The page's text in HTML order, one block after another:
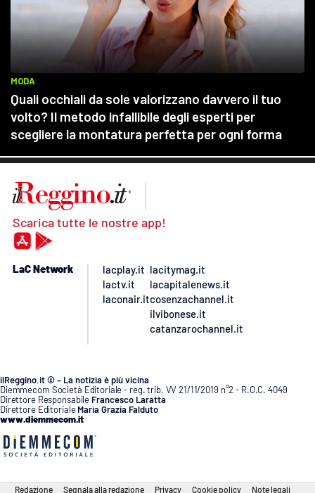
Scarica tutte le nostre app!
LaC Network
lacplay.it
lactv.it
laconair.it
lacitymag.it
lacapitalenews.it
cosenzachannel.it
ilvibonese.it
catanzarochannel.it
ilReggino.it © – La notizia è più vicina
Diemmecom Società Editoriale - reg. trib. VV 21/11/2019 n°2 - R.O.C. 4049
Direttore Responsabile Francesco Laratta
Direttore Editoriale Maria Grazia Falduto
www.diemmecom.it
Redazione Segnala alla redazione Privacy Cookie policy Note legali